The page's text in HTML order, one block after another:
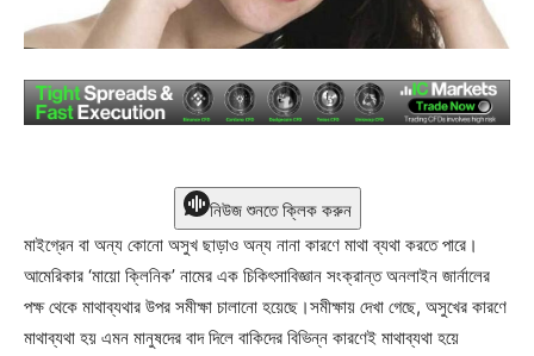
নিউজ শুনতে ক্লিক করুন
মাইগ্রেন বা অন্য কোনো অসুখ ছাড়াও অন্য নানা কারণে মাথা ব্যথা করতে পারে।
আমেরিকার ‘মায়ো ক্লিনিক’ নামের এক চিকিৎসাবিজ্ঞান সংক্রান্ত অনলাইন জার্নালের
পক্ষ থেকে মাথাব্যথার উপর সমীক্ষা চালানো হয়েছে।সমীক্ষায় দেখা গেছে, অসুখের কারণে
মাথাব্যথা হয় এমন মানুষদের বাদ দিলে বাকিদের বিভিন্ন কারণেই মাথাব্যথা হয়ে